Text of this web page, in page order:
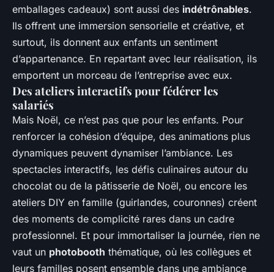
emballages cadeaux) sont aussi des indétrônables.
Ils offrent une immersion sensorielle et créative, et
surtout, ils donnent aux enfants un sentiment
d’appartenance. En repartant avec leur réalisation, ils
emportent un morceau de l’entreprise avec eux.
Des ateliers interactifs pour fédérer les
salariés
Mais Noël, ce n’est pas que pour les enfants. Pour
renforcer la cohésion d’équipe, des animations plus
dynamiques peuvent dynamiser l’ambiance. Les
spectacles interactifs, les défis culinaires autour du
chocolat ou de la pâtisserie de Noël, ou encore les
ateliers DIY en famille (guirlandes, couronnes) créent
des moments de complicité rares dans un cadre
professionnel. Et pour immortaliser la journée, rien ne
vaut un photobooth thématique, où les collègues et
leurs familles posent ensemble dans une ambiance